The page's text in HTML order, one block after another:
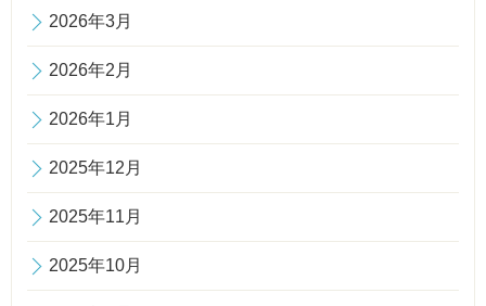
2026年3月
2026年2月
2026年1月
2025年12月
2025年11月
2025年10月